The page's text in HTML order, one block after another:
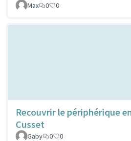
Max
0 0
Recouvrir le périphérique
Cusset
Gaby 0 0